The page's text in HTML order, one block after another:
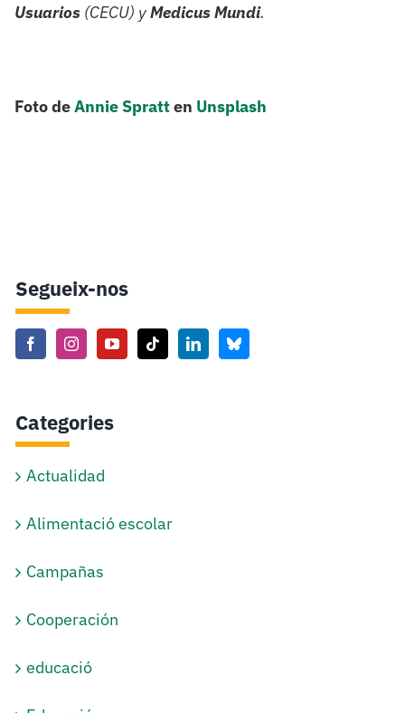
Usuarios(CECU) yMedicus Mundi.
Foto deAnnie Spratten Unsplash
Segueix-nos
Categories
Actualidad
Alimentació escolar
Campañas
Cooperación
educació